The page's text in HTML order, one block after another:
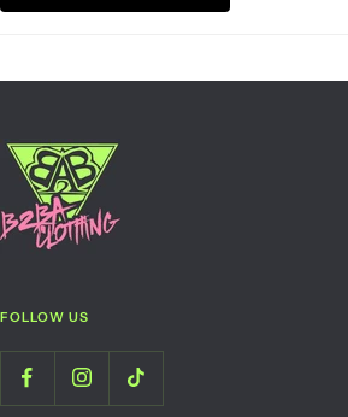
FOLLOW US